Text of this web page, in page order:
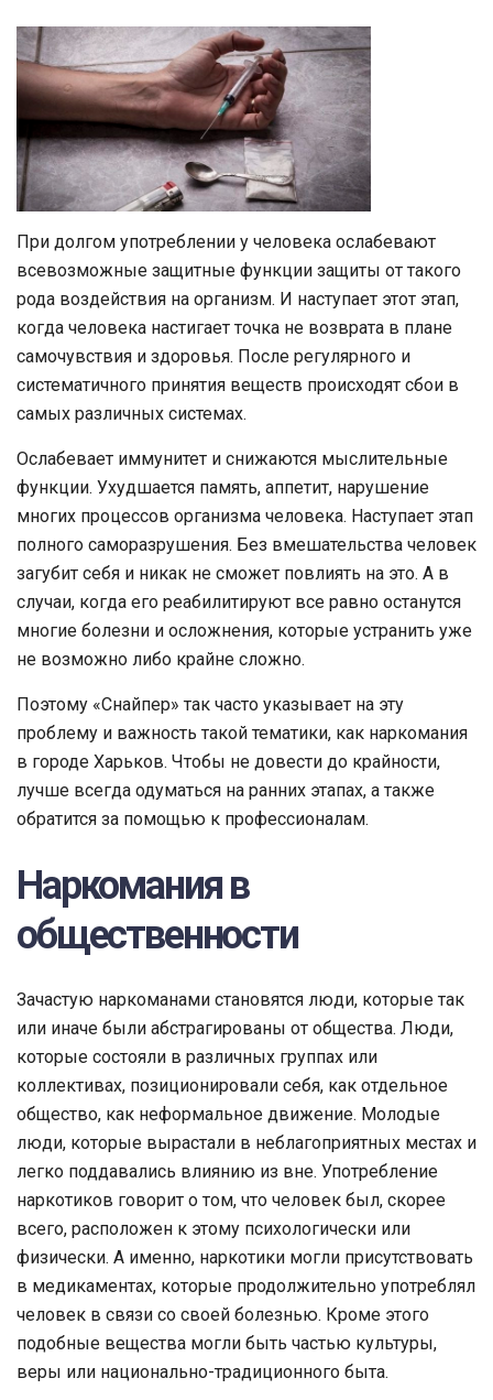
При долгом употреблении у человека ослабевают
всевозможные защитные функции защиты от такого
рода воздействия на организм. И наступает этот этап,
когда человека настигает точка не возврата в плане
самочувствия и здоровья. После регулярного и
систематичного принятия веществ происходят сбои в
самых различных системах.
Ослабевает иммунитет и снижаются мыслительные
функции. Ухудшается память, аппетит, нарушение
многих процессов организма человека. Наступает этап
полного саморазрушения. Без вмешательства человек
загубит себя и никак не сможет повлиять на это. А в
случаи, когда его реабилитируют все равно останутся
многие болезни и осложнения, которые устранить уже
не возможно либо крайне сложно.
Поэтому «Снайпер» так часто указывает на эту
проблему и важность такой тематики, как наркомания
в городе Харьков. Чтобы не довести до крайности,
лучше всегда одуматься на ранних этапах, а также
обратится за помощью к профессионалам.
Наркомания в
общественности
Зачастую наркоманами становятся люди, которые так
или иначе были абстрагированы от общества. Люди,
которые состояли в различных группах или
коллективах, позиционировали себя, как отдельное
общество, как неформальное движение. Молодые
люди, которые вырастали в неблагоприятных местах и
легко поддавались влиянию из вне. Употребление
наркотиков говорит о том, что человек был, скорее
всего, расположен к этому психологически или
физически. А именно, наркотики могли присутствовать
в медикаментах, которые продолжительно употреблял
человек в связи со своей болезнью. Кроме этого
подобные вещества могли быть частью культуры,
веры или национально-традиционного быта.